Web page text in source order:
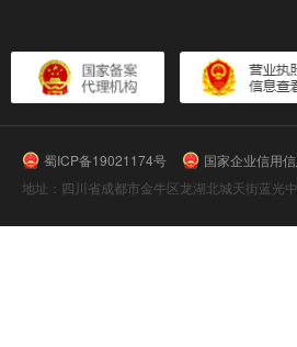
蜀ICP备19021174号 国家企业信用
地址：四川省成都市金牛区龙湖北城天街蓝